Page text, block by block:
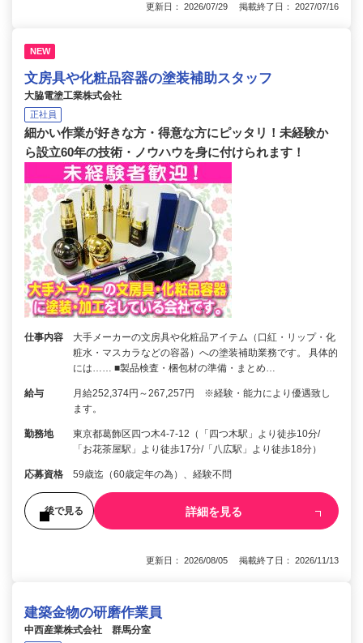
更新日： 2026/07/29 掲載終了日： 2027/07/16
NEW
文房具や化粧品容器の塗装補助スタッフ
大脇電塗工業株式会社
正社員
細かい作業が好きな方・得意な方にピッタリ！未経験か
ら設立60年の技術・ノウハウを身に付けられます！
仕事内容
大手メーカーの文房具や化粧品アイテム（口紅・リップ・化
粧水・マスカラなどの容器）への塗装補助業務です。 具体的
には…… ■製品検査・梱包材の準備・まとめ…
給与
月給252,374円～267,257円 ※経験・能力により優遇致し
ます。
勤務地
東京都葛飾区四つ木4-7-12（「四つ木駅」より徒歩10分/
「お花茶屋駅」より徒歩17分/「八広駅」より徒歩18分）
応募資格 59歳迄（60歳定年の為）、経験不問
後で見る 詳細を見る
更新日： 2026/08/05 掲載終了日： 2026/11/13
建築金物の研磨作業員
中西産業株式会社 群馬分室